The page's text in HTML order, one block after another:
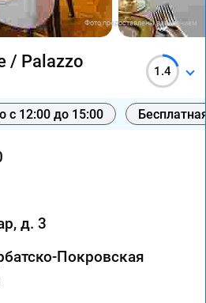
Фото предоставлены заведением
/ Palazzo
1.4
с 12:00 до 15:00
д. 3
Покровская